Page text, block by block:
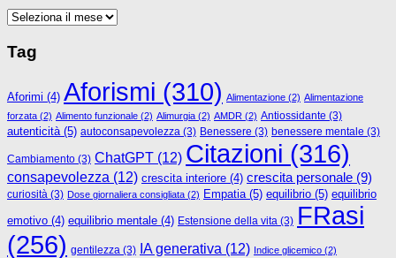
Archivi
Tag
Aforimi (4) Aforismi (310) Alimentazione (2) Alimentazione
forzata (2) Alimento funzionale (2) Alimurgia (2) AMDR (2) Antiossidante (3)
autenticità(5) autoconsapevolezza (3) Benessere (3) benessere mentale (3)
Cambiamento (3) ChatGPT (12) Citazioni (316)
consapevolezza (12) crescita interiore (4) crescita personale (9)
curiosità (3) Dose giornaliera consigliata (2) Empatia(5) equilibrio (5) equilibrio
emotivo (4) equilibrio mentale (4) Estensione della vita (3) FRasi
(256) gentilezza (3) IA generativa (12) Indice glicemico (2)